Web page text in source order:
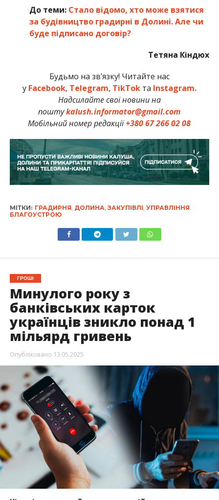
До теми: Стало відомо, хто може взятися
за будівництво градирні в Долині. Але чи
буде підписано договір?
Тетяна Кіндюх
Будьмо на зв’язку! Читайте нас
у Facebook, Telegram, TikTokта Instagram.
Надсилайте свої новини на
поштуkalush.informator@gmail.com
Мобільний номер редакції+380 67 266 02 08
МІТКИ: ГРАДИРНЯ ДОЛИНА ЗАКУПІВЛІ УПРАВЛІННЯ
БЛАГОУСТРОЮ
ГРОШІ
Минулого року з
банківських карток
українців зникло понад 1
мільярд гривень
Опубліковано 13.05.2025